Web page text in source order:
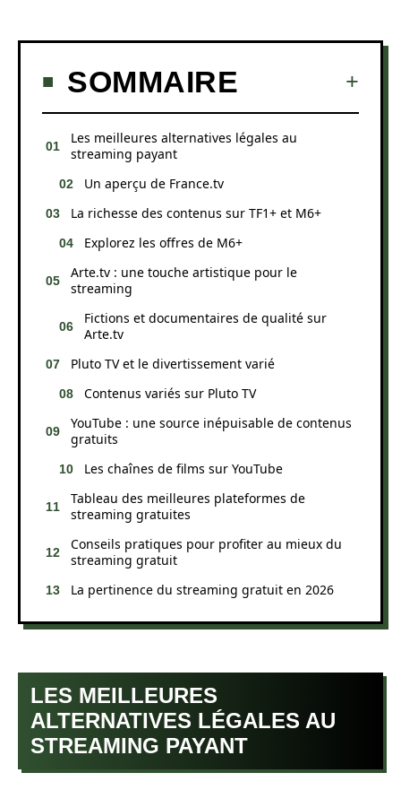
SOMMAIRE
Les meilleures alternatives légales au
streaming payant
Un aperçu de France.tv
La richesse des contenus sur TF1+ et M6+
Explorez les offres de M6+
Arte.tv : une touche artistique pour le
streaming
Fictions et documentaires de qualité sur
Arte.tv
Pluto TV et le divertissement varié
Contenus variés sur Pluto TV
YouTube : une source inépuisable de contenus
gratuits
Les chaînes de films sur YouTube
Tableau des meilleures plateformes de
streaming gratuites
Conseils pratiques pour profiter au mieux du
streaming gratuit
La pertinence du streaming gratuit en 2026
LES MEILLEURES
ALTERNATIVES LÉGALES AU
STREAMING PAYANT